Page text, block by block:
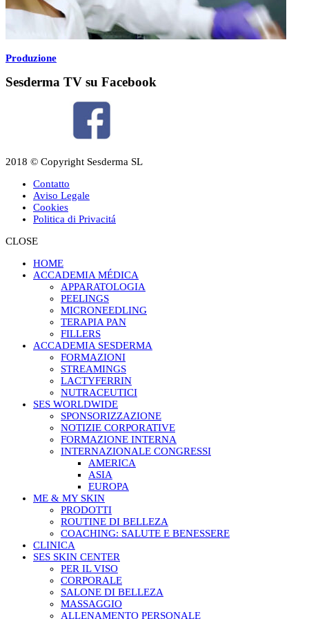
Produzione
Sesderma TV su Facebook
2018 © Copyright Sesderma SL
Contatto
Aviso Legale
Cookies
Politica di Privacitá
CLOSE
HOME
ACCADEMIA MÉDICA
APPARATOLOGIA
PEELINGS
MICRONEEDLING
TERAPIA PAN
FILLERS
ACCADEMIA SESDERMA
FORMAZIONI
STREAMINGS
LACTYFERRIN
NUTRACEUTICI
SES WORLDWIDE
SPONSORIZZAZIONE
NOTIZIE CORPORATIVE
FORMAZIONE INTERNA
INTERNAZIONALE CONGRESSI
AMERICA
ASIA
EUROPA
ME & MY SKIN
PRODOTTI
ROUTINE DI BELLEZA
COACHING: SALUTE E BENESSERE
CLINICA
SES SKIN CENTER
PER IL VISO
CORPORALE
SALONE DI BELLEZA
MASSAGGIO
ALLENAMENTO PERSONALE